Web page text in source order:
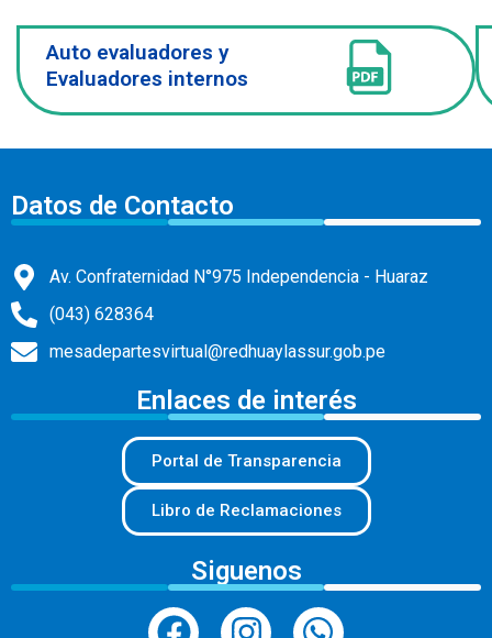
Auto evaluadores y
Evaluadores internos
Datos de Contacto
Av. Confraternidad N°975 Independencia - Huaraz
(043) 628364
mesadepartesvirtual@redhuaylassur.gob.pe
Enlaces de interés
Portal de Transparencia
Libro de Reclamaciones
Siguenos